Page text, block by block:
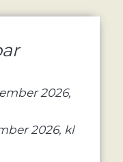
2026,
2026, kl